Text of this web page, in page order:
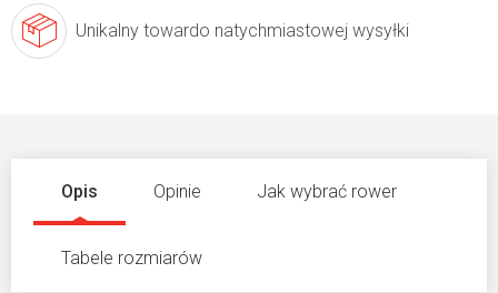
Unikalny towardo natychmiastowej wysyłki
Opis Opinie Jak wybrać rower
Tabele rozmiarów